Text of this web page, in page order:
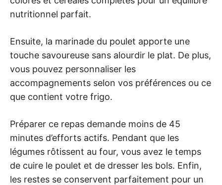
nutritionnel parfait.
Ensuite, la marinade du poulet apporte une
touche savoureuse sans alourdir le plat. De plus,
vous pouvez personnaliser les
accompagnements selon vos préférences ou ce
que contient votre frigo.
Préparer ce repas demande moins de 45
minutes d’efforts actifs. Pendant que les
légumes rôtissent au four, vous avez le temps
de cuire le poulet et de dresser les bols. Enfin,
les restes se conservent parfaitement pour un